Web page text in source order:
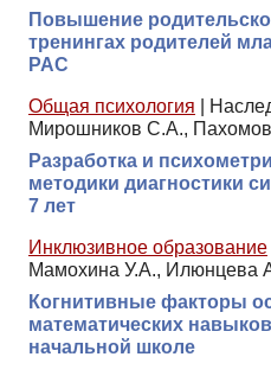
Повышение
тренингах родителей
РАС
Общая психология
Мирошников С.А.,
Разработка и
методики диагностики
7 лет
Инклюзивное образование
Мамохина У.А., Илюнцева
Когнитивные факторы
математических
начальной школе